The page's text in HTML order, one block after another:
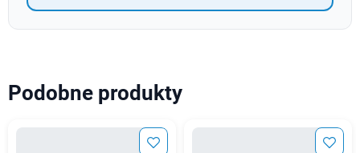
Podobne produkty